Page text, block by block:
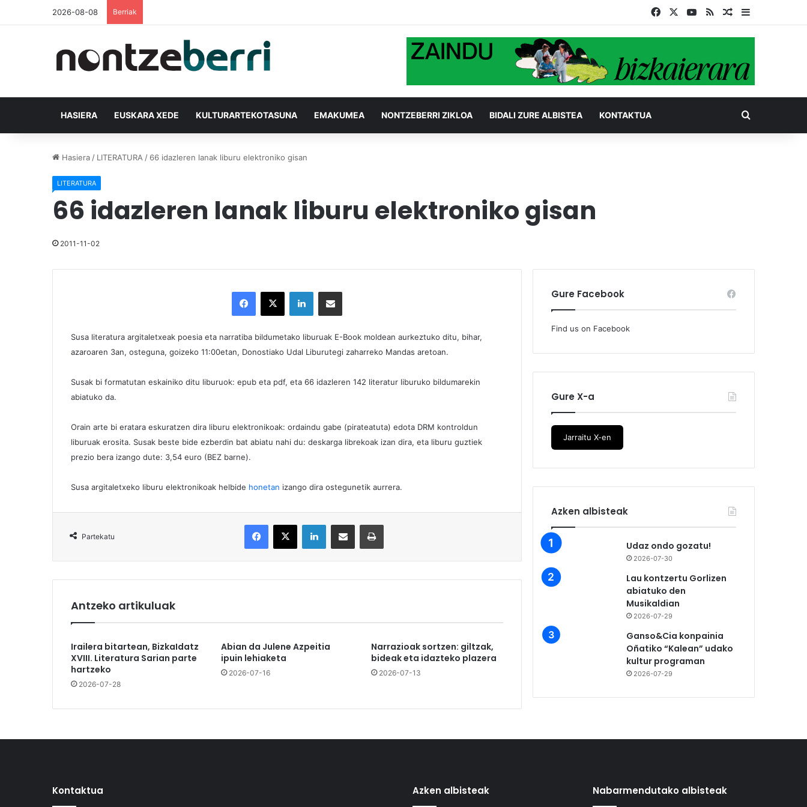
2026-08-08 Berriak Facebook YouTube
RSS Ausazko
HASIERA EUSKARA XEDE KULTURARTEKOTASUNA EMAKUMEA NONTZEBERRI ZIKLOA BIDALI ZURE ALBISTEA KONTAKTUA Bilatu
Hasiera / LITERATURA / 66 idazleren lanak liburu elektroniko gisan
LITERATURA
66 idazleren lanak liburu elektroniko gisan
2011-11-02
Susa literatura argitaletxeak poesia eta narratiba bildumetako liburuak E-Book moldean aurkeztuko ditu, bihar,
azaroaren 3an, osteguna, goizeko 11:00etan, Donostiako Udal Liburutegi zaharreko Mandas aretoan.
Susak bi formatutan eskainiko ditu liburuok: epub eta pdf, eta 66 idazleren 142 literatur liburuko bildumarekin
abiatuko da.
Orain arte bi eratara eskuratzen dira liburu elektronikoak: ordaindu gabe (pirateatuta) edota DRM kontroldun
liburuak erosita. Susak beste bide ezberdin bat abiatu nahi du: deskarga librekoak izan dira, eta liburu guztiek
prezio bera izango dute: 3,54 euro (BEZ barne).
Susa argitaletxeko liburu elektronikoak helbide honetan izango dira ostegunetik aurrera.
Partekatu
Antzeko artikuluak
Irailera bitartean, BizkaIdatz
XVIII. Literatura Sarian parte
hartzeko
2026-07-28
Abian da Julene Azpeitia
ipuin lehiaketa
2026-07-16
Narrazioak sortzen: giltzak,
bideak eta idazteko plazera
2026-07-13
Gure Facebook
Find us on Facebook
Gure X-a
Jarraitu X-en
Azken albisteak
Udaz ondo gozatu!
2026-07-30
Lau kontzertu Gorlizen
abiatuko den
Musikaldian
2026-07-29
Ganso&Cia konpainia
Oñatiko “Kalean” udako
kultur programan
2026-07-29
Kontaktua Azken albisteak Nabarmendutako albisteak